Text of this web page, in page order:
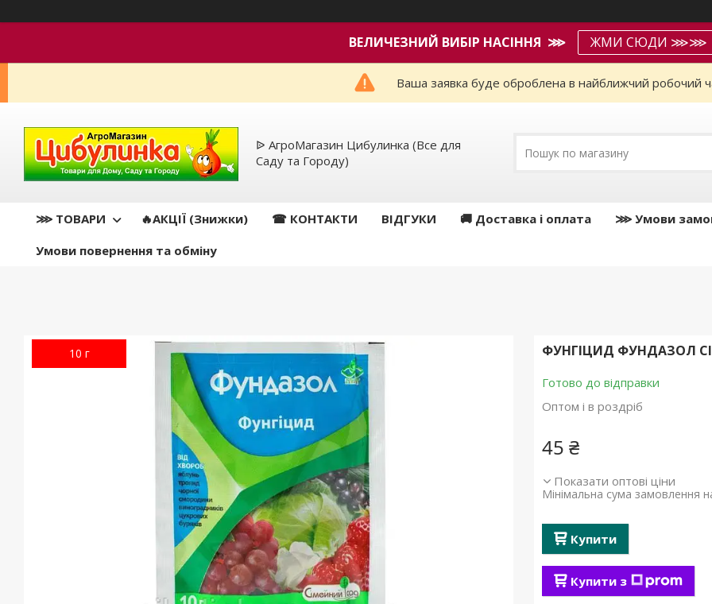
ВЕЛИЧЕЗНИЙ ВИБІР НАСІННЯ ⋙ ЖМИ СЮДИ ⋙⋙
Ваша заявка буде оброблена в найближчий робочий
ᐉ АгроМагазин Цибулинка (Все для
Саду та Городу)
⋙ ТОВАРИ 🔥АКЦІЇ (Знижки) ☎ КОНТАКТИ ВІДГУКИ 🚚 Доставка і оплата ⋙ Умови
Умови повернення та обміну
10 г ФУНГІЦИД ФУНДАЗОЛ
Готово до відправки
Оптом і в роздріб
45 ₴
Показати оптові ціни
Мінімальна сума замовлення
Купити
Купити з